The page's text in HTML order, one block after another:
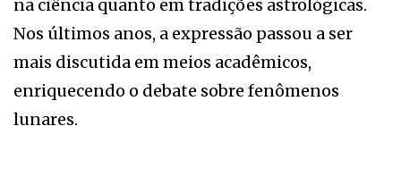
na ciência quanto em tradições astrológicas.
Nos últimos anos, a expressão passou a ser
mais discutida em meios acadêmicos,
enriquecendo o debate sobre fenômenos
lunares.